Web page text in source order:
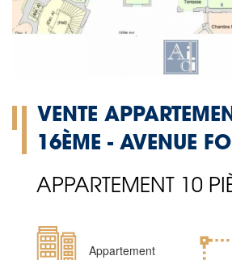
VENTE
16ÈME - AVENUE
APPARTEMENT 10
Type
Appartement